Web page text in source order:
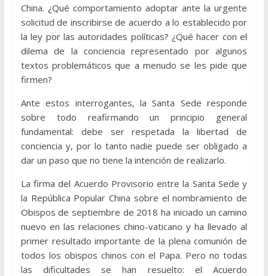
China. ¿Qué comportamiento adoptar ante la urgente
solicitud de inscribirse de acuerdo a lo establecido por
la ley por las autoridades políticas? ¿Qué hacer con el
dilema de la conciencia representado por algunos
textos problemáticos que a menudo se les pide que
firmen?
Ante estos interrogantes, la Santa Sede responde
sobre todo reafirmando un principio general
fundamental: debe ser respetada la libertad de
conciencia y, por lo tanto nadie puede ser obligado a
dar un paso que no tiene la intención de realizarlo.
La firma del Acuerdo Provisorio entre la Santa Sede y
la República Popular China sobre el nombramiento de
Obispos de septiembre de 2018 ha iniciado un camino
nuevo en las relaciones chino-vaticano y ha llevado al
primer resultado importante de la plena comunión de
todos los obispos chinos con el Papa. Pero no todas
las dificultades se han resuelto: el Acuerdo